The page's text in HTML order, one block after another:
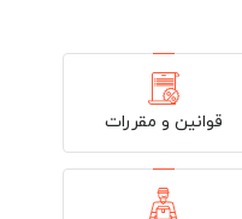
قوانین و مقررات